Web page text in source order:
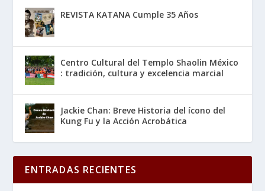
REVISTA KATANA Cumple 35 Años
Centro Cultural del Templo Shaolin México
: tradición, cultura y excelencia marcial
Jackie Chan: Breve Historia del ícono del
Kung Fu y la Acción Acrobática
ENTRADAS RECIENTES